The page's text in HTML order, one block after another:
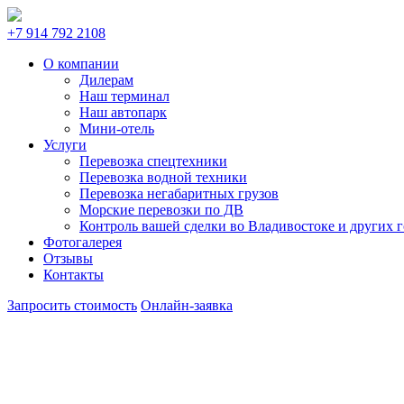
+7 914 792 2108
О компании
Дилерам
Наш терминал
Наш автопарк
Мини-отель
Услуги
Перевозка спецтехники
Перевозка водной техники
Перевозка негабаритных грузов
Морские перевозки по ДВ
Контроль вашей сделки во Владивостоке и других
Фотогалерея
Отзывы
Контакты
Запросить стоимость Онлайн-заявка